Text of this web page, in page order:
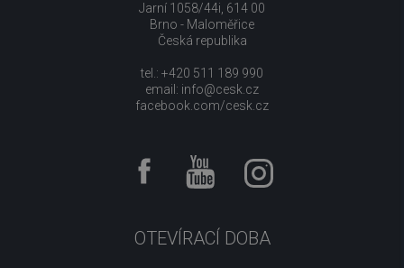
Jarní 1058/44i, 614 00
Brno - Maloměřice
Česká republika
tel.: +420 511 189 990
email: info@cesk.cz
facebook.com/cesk.cz
OTEVÍRACÍ DOBA